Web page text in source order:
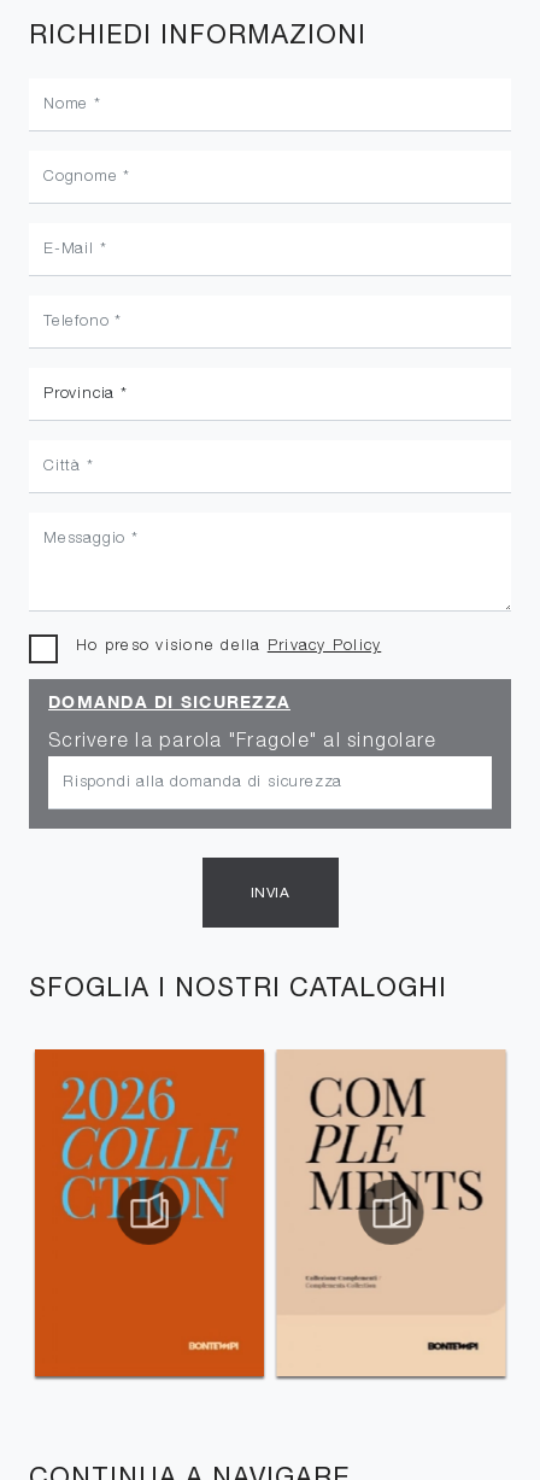
SFOGLIA I NOSTRI CATALOGHI
RICHIEDI INFORMAZIONI
Ho preso visione della Privacy Policy
DOMANDA DI SICUREZZA
Scrivere la parola "Fragole" al singolare
INVIA